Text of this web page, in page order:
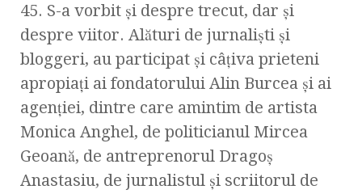
45. S-a vorbit şi despre trecut, dar şi
despre viitor. Alături de jurnalişti şi
bloggeri, au participat şi câţiva prieteni
apropiaţi ai fondatorului Alin Burcea şi ai
agenţiei, dintre care amintim de artista
Monica Anghel, de politicianul Mircea
Geoană, de antreprenorul Dragoş
Anastasiu, de jurnalistul şi scriitorul de